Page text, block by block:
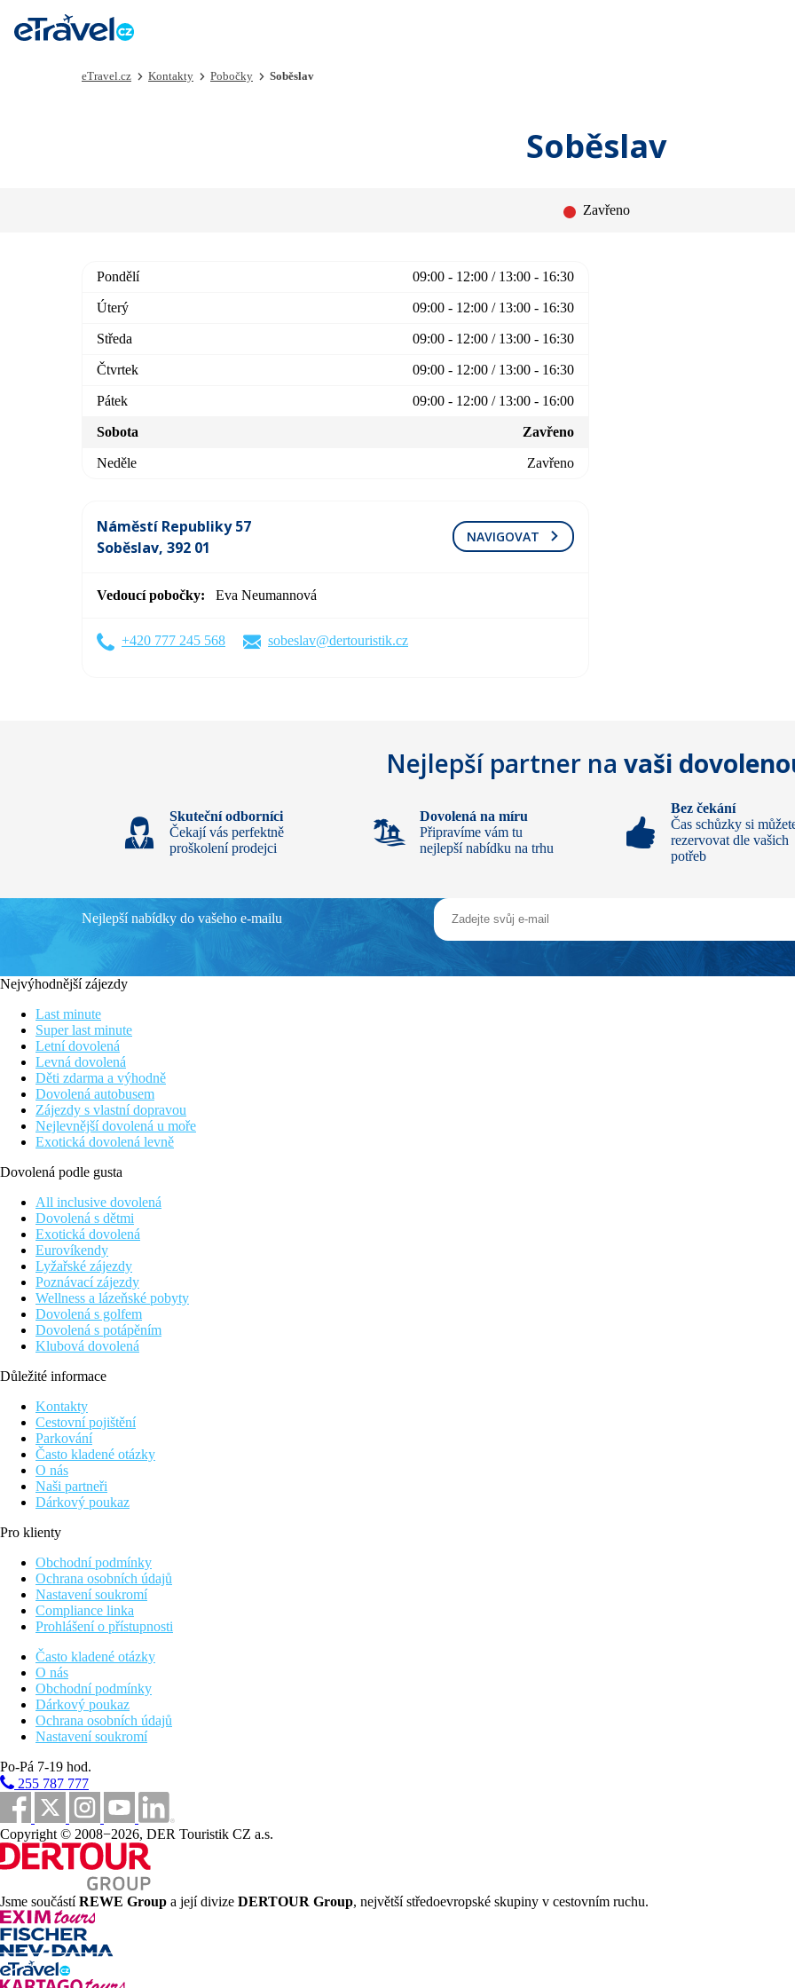
eTravel.cz Kontakty Pobočky Soběslav
Soběslav
Zavřeno
Pondělí 09:00 - 12:00 / 13:00 - 16:30
Úterý 09:00 - 12:00 / 13:00 - 16:30
Středa 09:00 - 12:00 / 13:00 - 16:30
Čtvrtek 09:00 - 12:00 / 13:00 - 16:30
Pátek 09:00 - 12:00 / 13:00 - 16:00
Sobota Zavřeno
Neděle Zavřeno
Náměstí Republiky 57
Soběslav, 392 01
NAVIGOVAT
Vedoucí pobočky Eva Neumannová
+420 777 245 568 sobeslav@dertouristik.cz
Nejlepší partner na vaši
Skuteční odborníci
Čekají vás perfektně
proškolení prodejci
Dovolená na míru
Připravíme vám tu
nejlepší nabídku na trhu
Bez čekání
Čas schůzky si
rezervovat dle vašich
potřeb
Nejlepší nabídky do vašeho e-mailu
Nejvýhodnější zájezdy
Last minute
Super last minute
Letní dovolená
Levná dovolená
Děti zdarma a výhodně
Dovolená autobusem
Zájezdy s vlastní dopravou
Nejlevnější dovolená u moře
Exotická dovolená levně
Dovolená podle gusta
All inclusive dovolená
Dovolená s dětmi
Exotická dovolená
Eurovíkendy
Lyžařské zájezdy
Poznávací zájezdy
Wellness a lázeňské pobyty
Dovolená s golfem
Dovolená s potápěním
Klubová dovolená
Důležité informace
Kontakty
Cestovní pojištění
Parkování
Často kladené otázky
O nás
Naši partneři
Dárkový poukaz
Pro klienty
Obchodní podmínky
Ochrana osobních údajů
Nastavení soukromí
Compliance linka
Prohlášení o přístupnosti
Často kladené otázky
O nás
Obchodní podmínky
Dárkový poukaz
Ochrana osobních údajů
Nastavení soukromí
Po-Pá 7-19 hod.
255 787 777
Copyright © 2008−2026, DER Touristik CZ a.s.
Jsme součástíREWE Group a její divize DERTOUR Group, největší středoevropské skupiny v cestovním ruchu.